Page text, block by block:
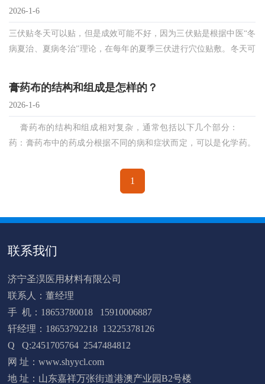
2026-1-6
三伏贴冬天可以贴，但是成效可能不好，因为三伏贴是根据中医“冬
病夏治、夏病冬治”理论，在每年的夏季三伏进行穴位贴敷。冬天可
膏药布的结构和组成是怎样的？
2026-1-6
膏药布的结构和组成相对复杂，通常包括以下几个部分：
药：膏药布中的药成分根据不同的病和症状而定，可以是化学药。
1
联系我们
济宁圣淏医用材料有限公司
联系人：董经理
手 机：18653780018 15910006887
轩经理：18653792218 13225378126
Q Q:2451705764 2547484812
网 址：www.shyycl.com
地 址：山东嘉祥万张街道港澳产业园B2号楼